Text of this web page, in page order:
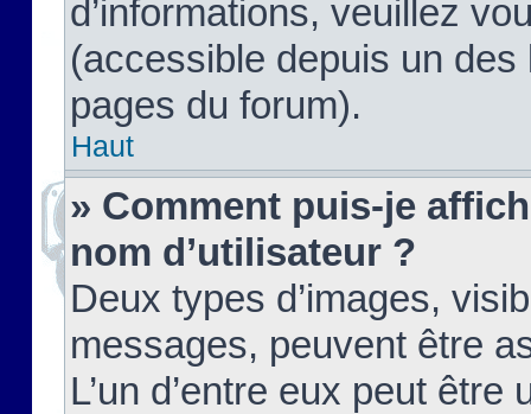
d’informations, veuillez
(accessible depuis un
pages du forum).
Haut
» Comment puis-je
nom d’utilisateur ?
Deux types d’images,
messages, peuvent être
L’un d’entre eux peut